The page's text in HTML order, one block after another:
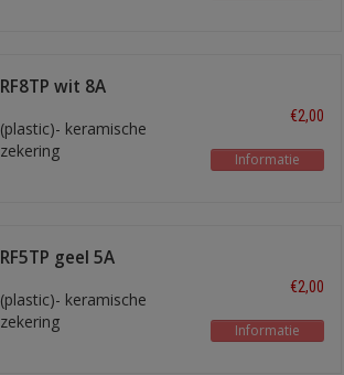
RF8TP wit 8A
(plastic)- keramische
zekering
€2,00
Informatie
RF5TP geel 5A
(plastic)- keramische
zekering
€2,00
Informatie